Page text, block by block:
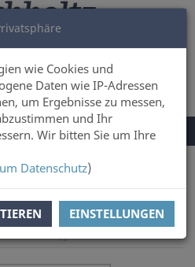
wie Cookies und
Daten wie IP-Adressen
um Ergebnisse zu messen,
und Ihr
Wir bitten Sie um Ihre
Datenschutz)
EINSTELLUNGEN
WARENKORB 0
Artikel 55 von
72
nächster Artikel